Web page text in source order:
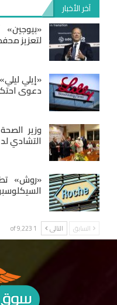
آخر الأخبار
«بيوجين»
لتعزيز
«إيلي
دعوى
وزير
التشادي
«روش»
السابق التالى 1 of 9٬223